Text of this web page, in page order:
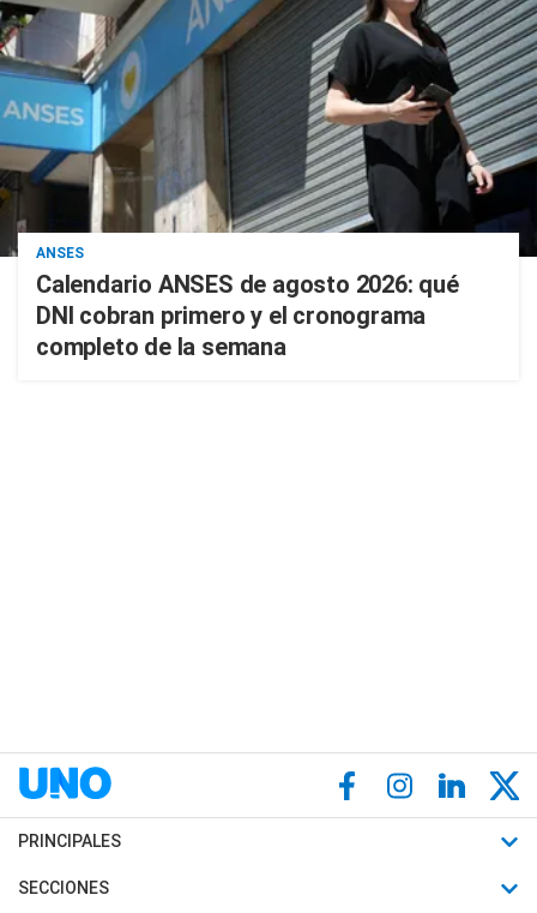
ANSES
Calendario ANSES de agosto 2026: qué
DNI cobran primero y el cronograma
completo de la semana
PRINCIPALES
Últimas Noticias
SECCIONES